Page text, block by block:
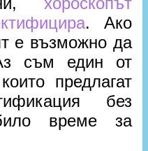
. Ако
е възможно да
съм един от
предлагат
без
време за